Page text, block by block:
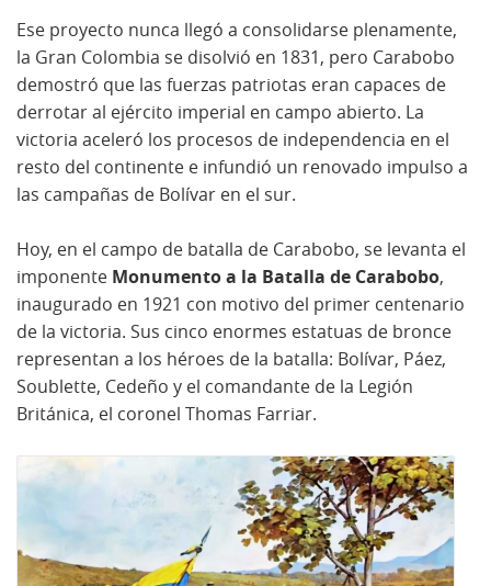
Ese proyecto nunca llegó a consolidarse plenamente,
la Gran Colombia se disolvió en 1831, pero Carabobo
demostró que las fuerzas patriotas eran capaces de
derrotar al ejército imperial en campo abierto. La
victoria aceleró los procesos de independencia en el
resto del continente e infundió un renovado impulso a
las campañas de Bolívar en el sur.
Hoy, en el campo de batalla de Carabobo, se levanta el
imponente Monumento a la Batalla de Carabobo,
inaugurado en 1921 con motivo del primer centenario
de la victoria. Sus cinco enormes estatuas de bronce
representan a los héroes de la batalla: Bolívar, Páez,
Soublette, Cedeño y el comandante de la Legión
Británica, el coronel Thomas Farriar.